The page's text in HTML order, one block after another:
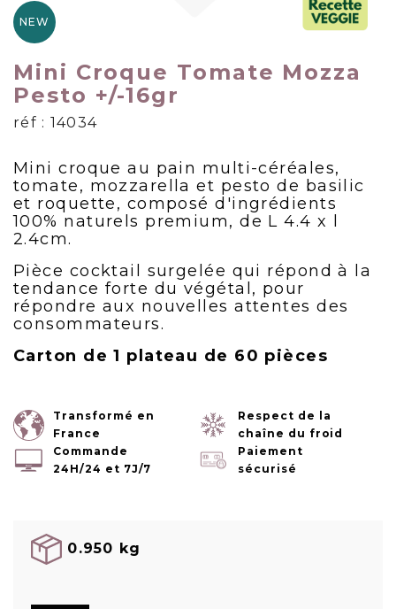
NEW
Mini Croque Tomate Mozza
Pesto +/-16gr
réf : 14034
Mini croque au pain multi-céréales,
tomate, mozzarella et pesto de basilic
et roquette, composé d'ingrédients
100% naturels premium, de L 4.4 x l
2.4cm.
Pièce cocktail surgelée qui répond à la
tendance forte du végétal, pour
répondre aux nouvelles attentes des
consommateurs.
Carton de 1 plateau de 60 pièces
Transformé en
France
Respect de la
chaîne du froid
Commande
24H/24 et 7J/7
Paiement
sécurisé
0.950 kg